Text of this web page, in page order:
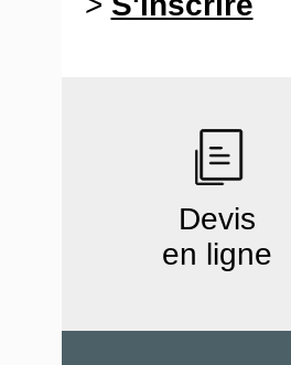
Devis
en ligne